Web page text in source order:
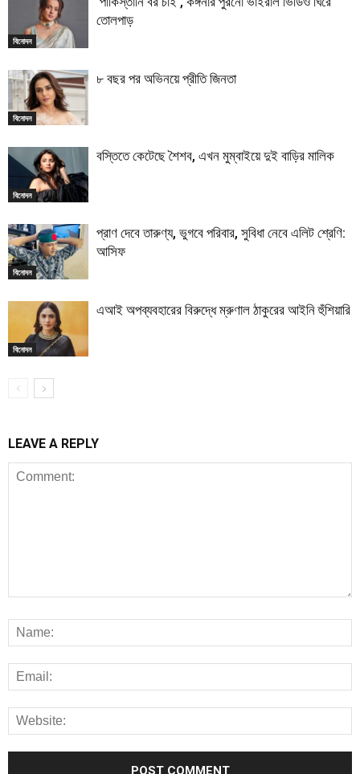
বিনোদন
তোলপাড়
বিনোদন
৮ বছর পর অভিনয়ে প্রীতি জিনতা
বিনোদন
বস্তিতে কেটেছে শৈশব, এখন মুম্বাইয়ে দুই বাড়ির মালিক
বিনোদন
প্রাণ দেবে তারুণ্য, ভুগবে পরিবার, সুবিধা নেবে এলিট শ্রেণি:
আসিফ
বিনোদন
এআই অপব্যবহারের বিরুদ্ধে ম্রুণাল ঠাকুরের আইনি হুঁশিয়ারি
LEAVE A REPLY